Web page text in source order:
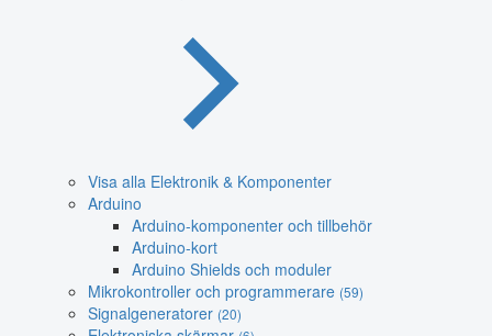
Visa alla Elektronik & Komponenter
Arduino
Arduino-komponenter och tillbehör
Arduino-kort
Arduino Shields och moduler
Mikrokontroller och programmerare (59)
Signalgeneratorer (20)